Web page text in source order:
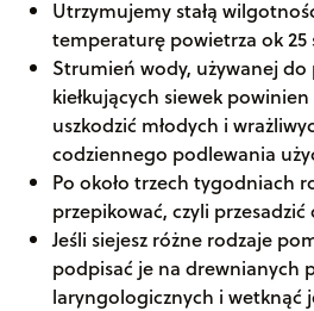
Utrzymujemy stałą
temperaturę powietrza ok 25
Strumień wody, używanej
kiełkujących siewek
uszkodzić młodych i
codziennego podlewania
Po około trzech tygodniach
przepikować, czyli
Jeśli siejesz różne rodzaje
podpisać je na drewnianych
laryngologicznych i wetknąć